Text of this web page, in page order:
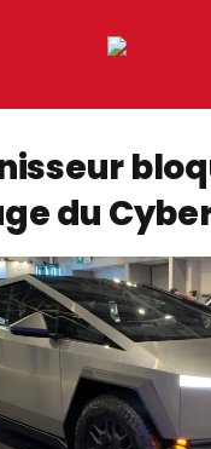
du
la
en